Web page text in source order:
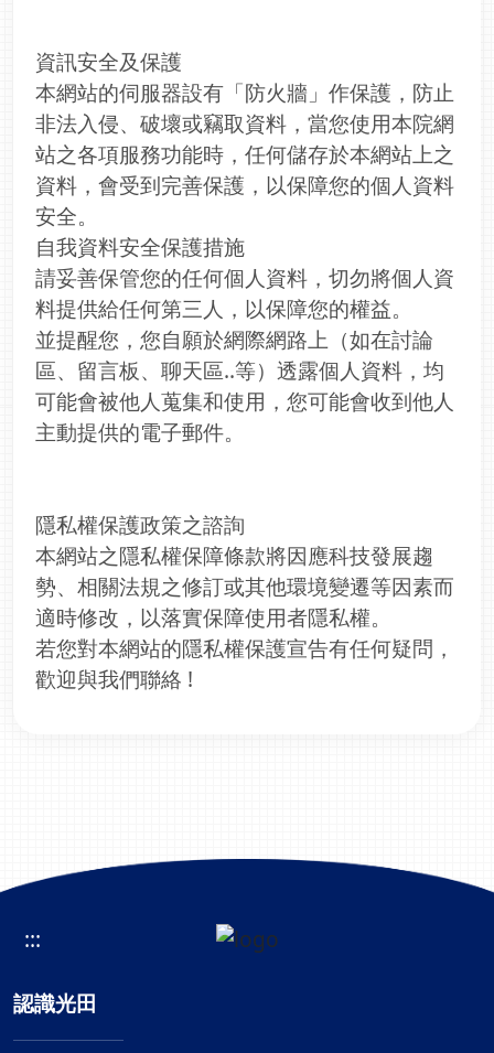
資訊安全及保護
本網站的伺服器設有「防火牆」作保護，防止
非法入侵、破壞或竊取資料，當您使用本院網
站之各項服務功能時，任何儲存於本網站上之
資料，會受到完善保護，以保障您的個人資料
安全。
自我資料安全保護措施
請妥善保管您的任何個人資料，切勿將個人資
料提供給任何第三人，以保障您的權益。
並提醒您，您自願於網際網路上（如在討論
區、留言板、聊天區..等）透露個人資料，均
可能會被他人蒐集和使用，您可能會收到他人
主動提供的電子郵件。
隱私權保護政策之諮詢
本網站之隱私權保障條款將因應科技發展趨
勢、相關法規之修訂或其他環境變遷等因素而
適時修改，以落實保障使用者隱私權。
若您對本網站的隱私權保護宣告有任何疑問，
歡迎與我們聯絡 !
:::
認識光田